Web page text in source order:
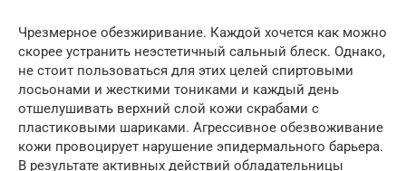
Чрезмерное обезжиривание. Каждой хочется как можно
скорее устранить неэстетичный сальный блеск. Однако,
не стоит пользоваться для этих целей спиртовыми
лосьонами и жесткими тониками и каждый день
отшелушивать верхний слой кожи скрабами с
пластиковыми шариками. Агрессивное обезвоживание
кожи провоцирует нарушение эпидермального барьера.
В результате активных действий обладательницы